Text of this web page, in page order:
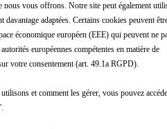
nous vous offrons. Notre site peut également
adaptées. Certains cookies peuvent
économique européen (EEE) qui peuvent ne
européennes compétentes en matière de
votre consentement (art. 49.1a RGPD).
et comment les gérer, vous pouvez